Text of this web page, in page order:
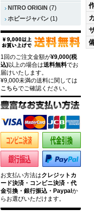
NITRO ORIGIN (7)
ホビージャパン (1)
1回のご注文金額が¥9,000(税
込)以上の場合は送料無料でお
届けいたします。
¥9,000未満の送料に関しては
こちらでご確認ください。
お支払い方法はクレジットカ
ード決済・コンビニ決済・代
金引換・銀行振込・Paypal か
らお選びいただけます。